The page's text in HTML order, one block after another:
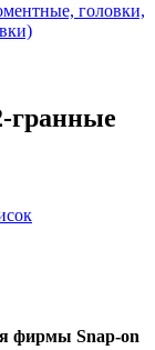
головки,
гранные
фирмы Snap-on